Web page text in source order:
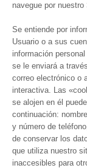
navegue por nuestro
Se entiende por
Usuario o a sus
información
se le enviará a
correo electrónico o
interactiva. Las
se alojen en él
continuación:
y número de
de conservar los
que utiliza nuestro
inaccesibles para